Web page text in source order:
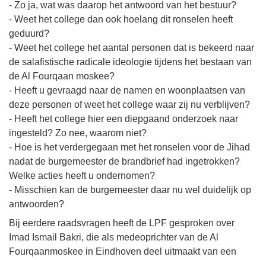
- Zo ja, wat was daarop het antwoord van het bestuur?
- Weet het college dan ook hoelang dit ronselen heeft
geduurd?
- Weet het college het aantal personen dat is bekeerd naar
de salafistische radicale ideologie tijdens het bestaan van
de Al Fourqaan moskee?
- Heeft u gevraagd naar de namen en woonplaatsen van
deze personen of weet het college waar zij nu verblijven?
- Heeft het college hier een diepgaand onderzoek naar
ingesteld? Zo nee, waarom niet?
- Hoe is het verdergegaan met het ronselen voor de Jihad
nadat de burgemeester de brandbrief had ingetrokken?
Welke acties heeft u ondernomen?
- Misschien kan de burgemeester daar nu wel duidelijk op
antwoorden?
Bij eerdere raadsvragen heeft de LPF gesproken over
Imad Ismail Bakri, die als medeoprichter van de Al
Fourqaanmoskee in Eindhoven deel uitmaakt van een